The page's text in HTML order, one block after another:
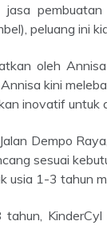
peluang ini
kini
inovatif untuk
sesuai
usia 1-3 tahun